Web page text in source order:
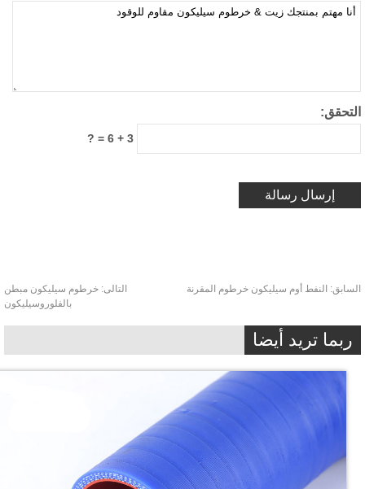
النفط أوم سيليكون خرطوم المقرنة التالى:خرطوم سيليكون مبطن
بالفلوروسيليكون
ربما تريد أيضا